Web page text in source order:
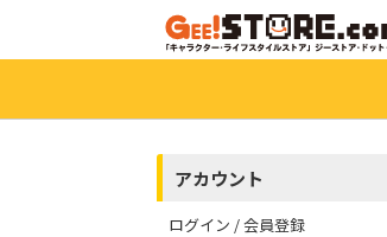
アカウント
ログイン / 会員登録